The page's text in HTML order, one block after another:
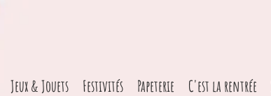
Jeux & Jouets Festivités Papeterie C'est la rentrée